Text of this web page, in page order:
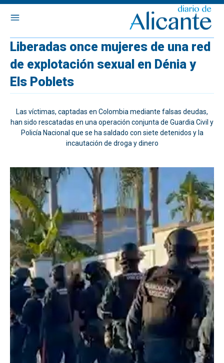
Liberadas once mujeres de una red
de explotación sexual en Dénia y
Els Poblets
Las víctimas, captadas en Colombia mediante falsas deudas,
han sido rescatadas en una operación conjunta de Guardia Civil y
Policía Nacional que se ha saldado con siete detenidos y la
incautación de droga y dinero